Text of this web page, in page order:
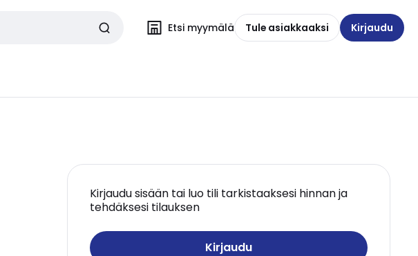
Etsi myymälä Tule asiakkaaksi Kirjaudu
Kirjaudu sisään tai luo tili tarkistaaksesi hinnan ja
tehdäksesi tilauksen
Kirjaudu